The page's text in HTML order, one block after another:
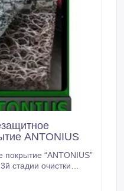
ANTONIUS
покрытие “ANTONIUS”
стадии очистки
может